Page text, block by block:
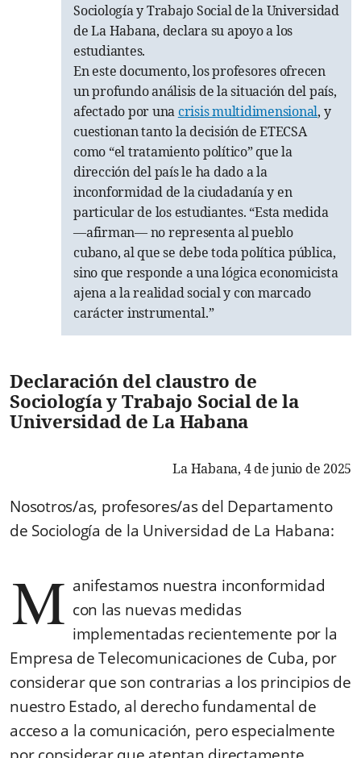
Sociología y Trabajo Social de la Universidad
de La Habana, declara su apoyo a los
estudiantes.
En este documento, los profesores ofrecen
un profundo análisis de la situación del país,
afectado por unacrisis multidimensional, y
cuestionan tanto la decisión de ETECSA
como “el tratamiento político” que la
dirección del país le ha dado a la
inconformidad de la ciudadanía y en
particular de los estudiantes. “Esta medida
―afirman― no representa al pueblo
cubano, al que se debe toda política pública,
sino que responde a una lógica economicista
ajena a la realidad social y con marcado
carácter instrumental.”
Declaración del claustro de
Sociología y Trabajo Social de la
Universidad de La Habana
La Habana, 4 de junio de 2025
Nosotros/as, profesores/as del Departamento
de Sociología de la Universidad de La Habana:
M anifestamos nuestra inconformidad
con las nuevas medidas
implementadas recientemente por la
Empresa de Telecomunicaciones de Cuba, por
considerar que son contrarias a los principios de
nuestro Estado, al derecho fundamental de
acceso a la comunicación, pero especialmente